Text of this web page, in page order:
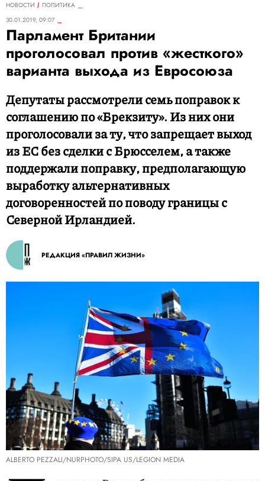
НОВОСТИ
ПОЛИТИКА
30.01.2019, 09:07
Парламент Британии
проголосовал против «жесткого»
варианта выхода из Евросоюза
Депутаты рассмотрели семь поправок к
соглашению по «Брекзиту». Из них они
проголосовали за ту, что запрещает выход
из ЕС без сделки с Брюсселем, а также
поддержали поправку, предполагающую
выработку альтернативных
договоренностей по поводу границы с
Северной Ирландией.
РЕДАКЦИЯ «ПРАВИЛ ЖИЗНИ»
ALBERTO PEZZALI/NURPHOTO/SIPA US/LEGION MEDIA